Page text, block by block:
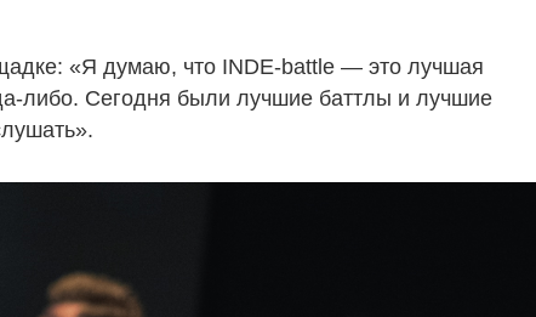
«Я думаю, что INDE-battle — это лучшая
либо. Сегодня были лучшие баттлы и лучшие